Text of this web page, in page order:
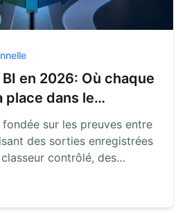
en 2026: Où chaque
place dans le
sur les preuves entre
des sorties enregistrées
contrôlé, des